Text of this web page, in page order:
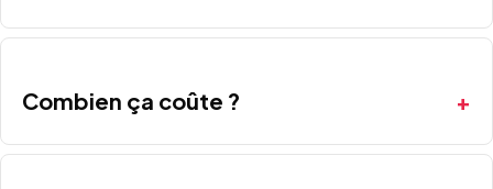
Combien ça coûte ?